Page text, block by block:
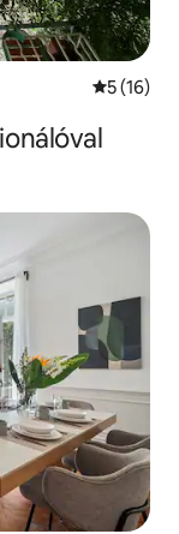
Átlagos
5 (16)